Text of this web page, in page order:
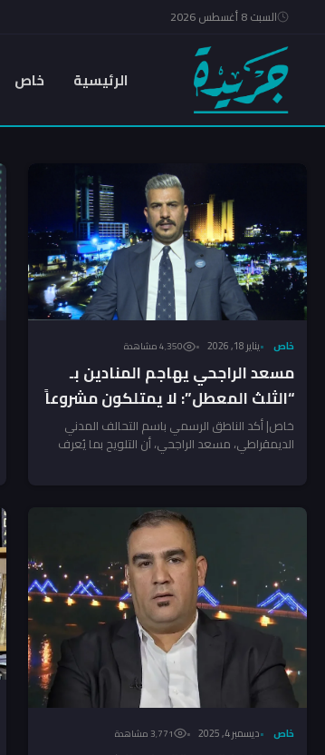
السبت 8 أغسطس 2026
الرئيسية خاص
خاص يناير 18, 2026 4٬350 مشاهدة
مسعد الراجحي يهاجم المنادين بـ
“الثلث المعطل”: لا يمتلكون مشروعاً
واقعياً
خاص| أكد الناطق الرسمي باسم التحالف المدني
الديمقراطي، مسعد الراجحي، أن التلويح بما يُعرف
خاص ديسمبر 4, 2025 3٬771 مشاهدة